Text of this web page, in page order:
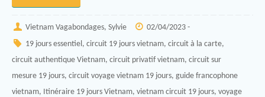
Vietnam Vagabondages, Sylvie 02/04/2023 -
19 jours essentiel , circuit 19 jours vietnam, circuit à la carte,
circuit authentique Vietnam, circuit privatif vietnam, circuit sur
mesure 19 jours, circuit voyage vietnam 19 jours, guide francophone
vietnam, Itinéraire 19 jours Vietnam, vietnam circuit 19 jours, voyage